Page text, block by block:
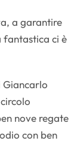
a garantire
fantastica ci è
Giancarlo
nove regate
con ben